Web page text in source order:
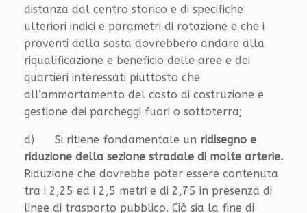
distanza dal centro storico e di specifiche
ulteriori indici e parametri di rotazione e che i
proventi della sosta dovrebbero andare alla
riqualificazione e beneficio delle aree e dei
quartieri interessati piuttosto che
all’ammortamento del costo di costruzione e
gestione dei parcheggi fuori o sottoterra;
d) Si ritiene fondamentale un ridisegno e
riduzione della sezione stradale di molte arterie.
Riduzione che dovrebbe poter essere contenuta
tra i 2,25 ed i 2,5 metri e di 2,75 in presenza di
linee di trasporto pubblico. Ciò sia la fine di